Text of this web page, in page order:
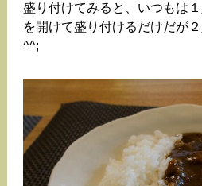
盛り付けてみると、いつもは
を開けて盛り付けるだけだが
^^;